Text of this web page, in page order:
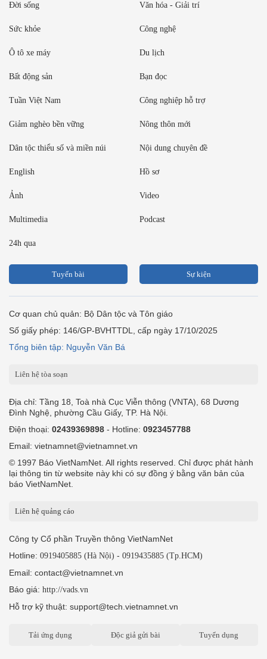
Đời sống Văn hóa - Giải trí
Sức khỏe Công nghệ
Ô tô xe máy Du lịch
Bất động sản Bạn đọc
Tuần Việt Nam Công nghiệp hỗ trợ
Giảm nghèo bền vững Nông thôn mới
Dân tộc thiểu số và miền núi Nội dung chuyên đề
English Hồ sơ
Ảnh Video
Multimedia Podcast
24h qua
Tuyến bài Sự kiện
Cơ quan chủ quản: Bộ Dân tộc và Tôn giáo
Số giấy phép: 146/GP-BVHTTDL, cấp ngày 17/10/2025
Tổng biên tập: Nguyễn Văn Bá
Liên hệ tòa soạn
Địa chỉ: Tầng 18, Toà nhà Cục Viễn thông (VNTA), 68 Dương
Đình Nghệ, phường Cầu Giấy, TP. Hà Nội.
Điện thoại: 02439369898 - Hotline: 0923457788
Email: vietnamnet@vietnamnet.vn
© 1997 Báo VietNamNet. All rights reserved. Chỉ được phát hành
lại thông tin từ website này khi có sự đồng ý bằng văn bản của
báo VietNamNet.
Liên hệ quảng cáo
Công ty Cổ phần Truyền thông VietNamNet
Hotline: 0919405885 (Hà Nội) - 0919435885 (Tp.HCM)
Email: contact@vietnamnet.vn
Báo giá: http://vads.vn
Hỗ trợ kỹ thuật: support@tech.vietnamnet.vn
Tải ứng dụng Độc giả gửi bài Tuyển dụng